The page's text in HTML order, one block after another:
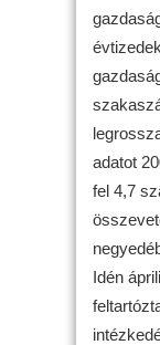
adatot
fel 4,7
Idén